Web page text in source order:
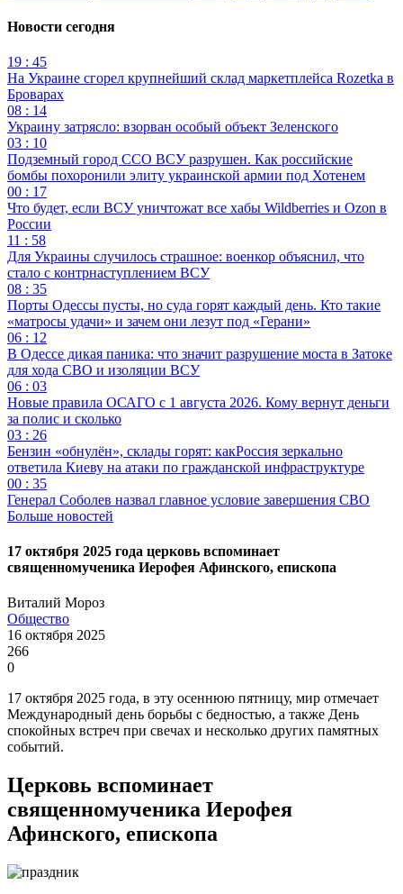
Новости сегодня
19 : 45
На Украине сгорел крупнейший склад маркетплейса Rozetka в
Броварах
08 : 14
Украину затрясло: взорван особый объект Зеленского
03 : 10
Подземный город ССО ВСУ разрушен. Как российские
бомбы похоронили элиту украинской армии под Хотенем
00 : 17
Что будет, если ВСУ уничтожат все хабы Wildberries и Ozon в
России
11 : 58
Для Украины случилось страшное: военкор объяснил, что
стало с контрнаступлением ВСУ
08 : 35
Порты Одессы пусты, но суда горят каждый день. Кто такие
«матросы удачи» и зачем они лезут под «Герани»
06 : 12
В Одессе дикая паника: что значит разрушение моста в Затоке
для хода СВО и изоляции ВСУ
06 : 03
Новые правила ОСАГО с 1 августа 2026. Кому вернут деньги
за полис и сколько
03 : 26
Бензин «обнулён», склады горят: какРоссия зеркально
ответила Киеву на атаки по гражданской инфраструктуре
00 : 35
Генерал Соболев назвал главное условие завершения СВО
Больше новостей
17 октября 2025 года церковь вспоминает
священномученика Иерофея Афинского, епископа
Виталий Мороз
Общество
16 октября 2025
266
0
17 октября 2025 года, в эту осеннюю пятницу, мир отмечает
Международный день борьбы с бедностью, а также День
спокойных встреч при свечах и несколько других памятных
событий.
Церковь вспоминает
священномученика Иерофея
Афинского, епископа